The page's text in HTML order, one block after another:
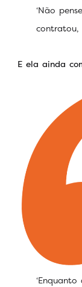
‘Não
contratou,
E ela ainda